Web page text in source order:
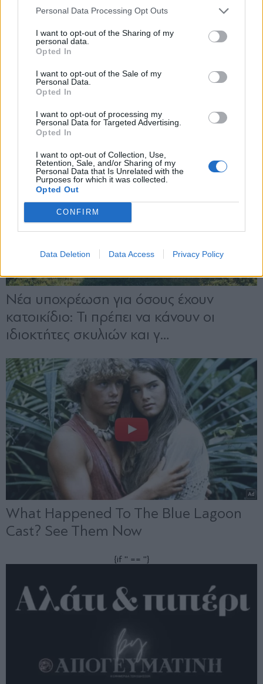
Personal Data Processing Opt Outs
I want to opt-out of the Sharing of my
personal data.
Opted In
I want to opt-out of the Sale of my
Personal Data.
Opted In
I want to opt-out of processing my
Personal Data for Targeted Advertising.
Opted In
I want to opt-out of Collection, Use,
Retention, Sale, and/or Sharing of my
Personal Data that Is Unrelated with the
Purposes for which it was collected.
Opted Out
CONFIRM
Data Deletion Data Access Privacy Policy
Αποδέχομαι τους
και την πολιτική απορρήτου
X